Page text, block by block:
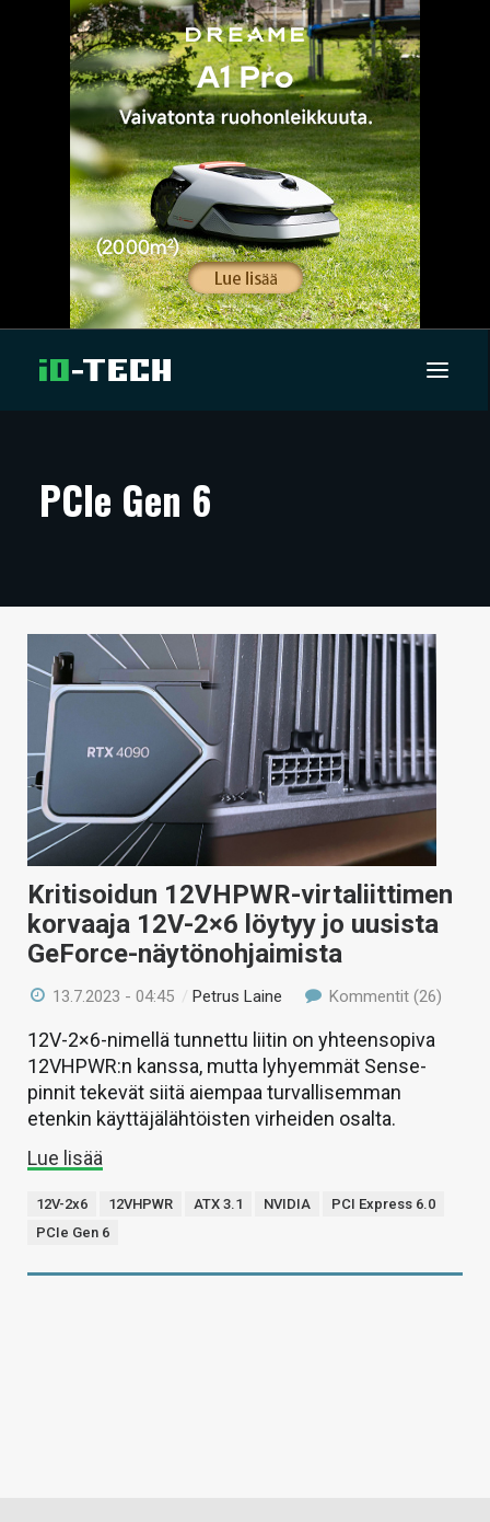
ARTIKKELIT
TECHBBS
TIETOA
HINTA.FI
KAUPPA
VAIHDA TEEMA
HAKU
PCIe Gen 6
Kritisoidun 12VHPWR-virtaliittimen
korvaaja 12V-2×6 löytyy jo uusista
GeForce-näytönohjaimista
13.7.2023 - 04:45 / Petrus Laine Kommentit (26)
12V-2×6-nimellä tunnettu liitin on yhteensopiva
12VHPWR:n kanssa, mutta lyhyemmät Sense-
pinnit tekevät siitä aiempaa turvallisemman
etenkin käyttäjälähtöisten virheiden osalta.
Lue lisää
12V-2x6 12VHPWR ATX 3.1 NVIDIA
PCI Express 6.0
PCIe Gen 6